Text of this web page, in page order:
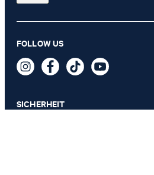
Fliege aus Wollmix in Schwarz
59,95 €
inkl. MwSt
FOLLOW US
SICHERHEIT